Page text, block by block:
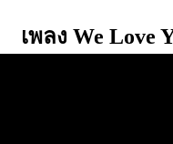
เพลง We Love